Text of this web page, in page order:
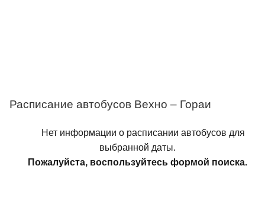
Расписание автобусов Вехно – Гораи
Нет информации о расписании автобусов для
выбранной даты.
Пожалуйста, воспользуйтесь формой поиска.